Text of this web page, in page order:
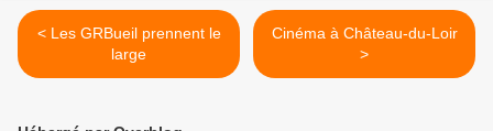
< Les GRBueil prennent le
large
Cinéma à Château-du-Loir
>